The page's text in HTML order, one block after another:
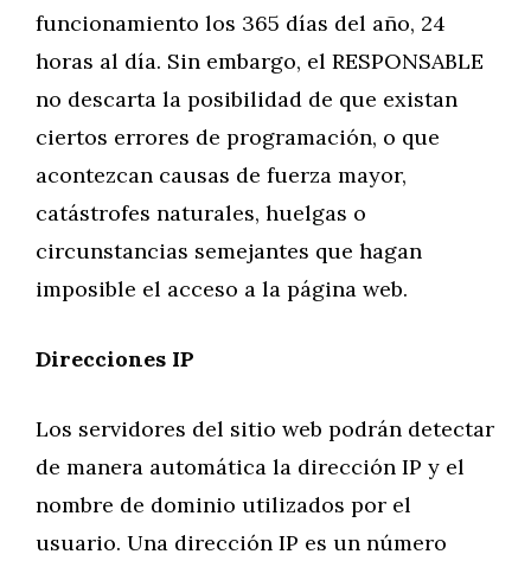
funcionamiento los 365 días del año, 24
horas al día. Sin embargo, el RESPONSABLE
no descarta la posibilidad de que existan
ciertos errores de programación, o que
acontezcan causas de fuerza mayor,
catástrofes naturales, huelgas o
circunstancias semejantes que hagan
imposible el acceso a la página web.
Direcciones IP
Los servidores del sitio web podrán detectar
de manera automática la dirección IP y el
nombre de dominio utilizados por el
usuario. Una dirección IP es un número